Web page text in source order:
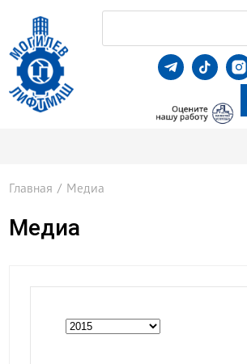
Главная / Медиа
Медиа